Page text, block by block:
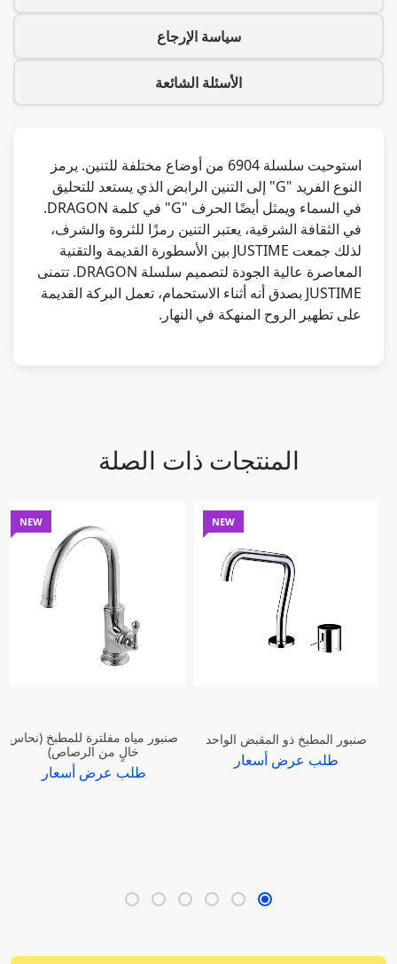
سياسة الإرجاع
الأسئلة الشائعة
استوحيت سلسلة 6904 من أوضاع مختلفة للتنين. يرمز
النوع الفريد "G" إلى التنين الرابض الذي يستعد للتحليق
في السماء ويمثل أيضًا الحرف "G" في كلمة DRAGON.
في الثقافة الشرقية، يعتبر التنين رمزًا للثروة والشرف،
لذلك جمعت JUSTIME بين الأسطورة القديمة والتقنية
المعاصرة عالية الجودة لتصميم سلسلة DRAGON. تتمنى
JUSTIME بصدق أنه أثناء الاستحمام، تعمل البركة القديمة
على تطهير الروح المنهكة في النهار.
المنتجات ذات الصلة
NEW
صنبور مياه مفلترة للمطبخ (نحاس
خالٍ من الرصاص)
طلب عرض أسعار
NEW
صنبور المطبخ ذو المقبض الواحد
طلب عرض أسعار